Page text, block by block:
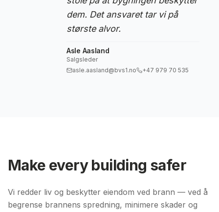
dem. Det ansvaret tar vi på
største alvor.
Asle Aasland
Salgsleder
asle.aasland@bvs1.no
+47 979 70 535
Make every building safer
Vi redder liv og beskytter eiendom ved brann — ved å
begrense brannens spredning, minimere skader og